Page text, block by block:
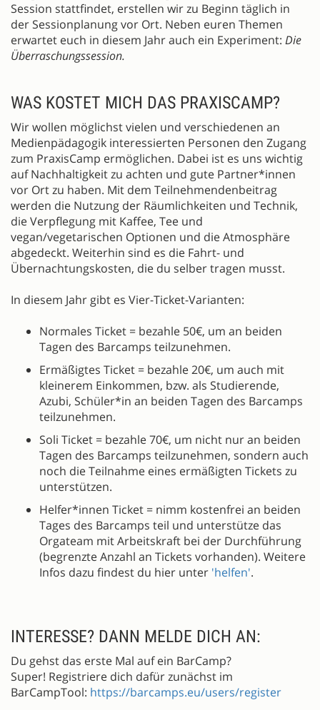
Session stattfindet, erstellen wir zu Beginn täglich in
der Sessionplanung vor Ort. Neben euren Themen
erwartet euch in diesem Jahr auch ein Experiment: Die
Überraschungssession.
WAS KOSTET MICH DAS PRAXISCAMP?
Wir wollen möglichst vielen und verschiedenen an
Medienpädagogik interessierten Personen den Zugang
zum PraxisCamp ermöglichen. Dabei ist es uns wichtig
auf Nachhaltigkeit zu achten und gute Partner*innen
vor Ort zu haben. Mit dem Teilnehmendenbeitrag
werden die Nutzung der Räumlichkeiten und Technik,
die Verpflegung mit Kaffee, Tee und
vegan/vegetarischen Optionen und die Atmosphäre
abgedeckt. Weiterhin sind es die Fahrt- und
Übernachtungskosten, die du selber tragen musst.
In diesem Jahr gibt es Vier-Ticket-Varianten:
Normales Ticket = bezahle 50€, um an beiden
Tagen des Barcamps teilzunehmen.
Ermäßigtes Ticket = bezahle 20€, um auch mit
kleinerem Einkommen, bzw. als Studierende,
Azubi, Schüler*in an beiden Tagen des Barcamps
teilzunehmen.
Soli Ticket = bezahle 70€, um nicht nur an beiden
Tagen des Barcamps teilzunehmen, sondern auch
noch die Teilnahme eines ermäßigten Tickets zu
unterstützen.
Helfer*innen Ticket = nimm kostenfrei an beiden
Tages des Barcamps teil und unterstütze das
Orgateam mit Arbeitskraft bei der Durchführung
(begrenzte Anzahl an Tickets vorhanden). Weitere
Infos dazu findest du hier unter 'helfen'.
INTERESSE? DANN MELDE DICH AN:
Du gehst das erste Mal auf ein BarCamp?
Super! Registriere dich dafür zunächst im
BarCampTool: https://barcamps.eu/users/register